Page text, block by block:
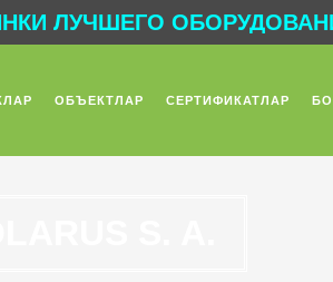
ЛУЧШЕГО
ОБЪЕКТЛАР СЕРТИФИКАТЛАР